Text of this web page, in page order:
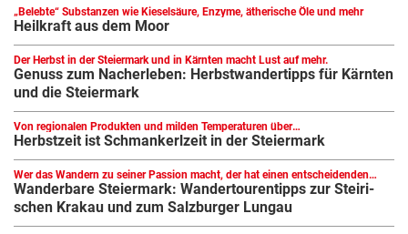
„Belebte“ Substanzen wie Kieselsäure, Enzyme, ätherische Öle und mehr
Heil­kraft aus dem Moor
Der Herbst in der Steiermark und in Kärnten macht Lust auf mehr.
Genuss zum Nach­er­leben: Herbst­wan­der­tipps für Kärnten
und die Stei­er­mark
Von regionalen Produkten und milden Temperaturen über
gesundheitsförderndes Thermalwasser bis hin zu entspannter und sportlicher
Bewegung . . .
Herbst­zeit ist Schman­kerl­zeit in der Stei­er­mark
Wer das Wandern zu seiner Passion macht, der hat einen entscheidenden
Vorteil: Die Natur zeigt sich in ihrem edelsten Kleid.
Wander­bare Stei­er­mark: Wander­tou­ren­tipps zur Stei­ri­
schen Krakau und zum Salz­burger Lungau